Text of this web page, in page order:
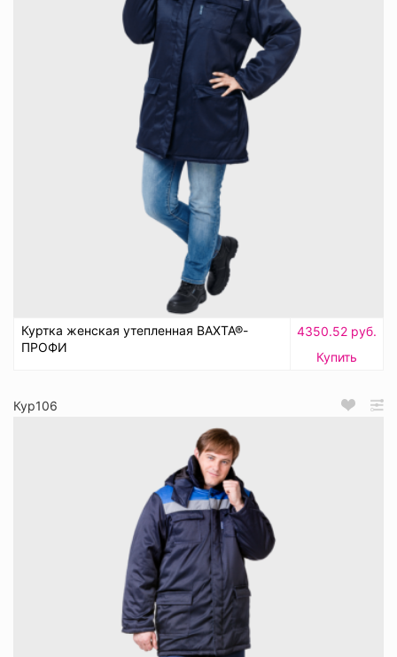
Куртка женская утепленная ВАХТА®-
ПРОФИ
4350.52 руб.
Купить
Кур106